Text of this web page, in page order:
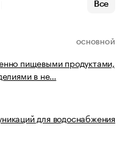
Все
ОСНОВНОЙ
пищевыми продуктами,
в не…
для водоснабжения